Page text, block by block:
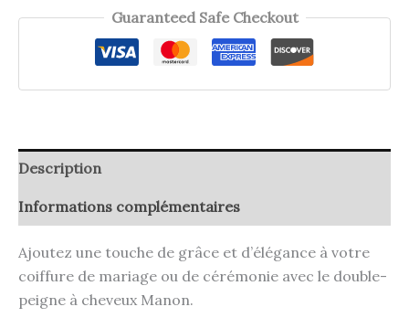
peigne
Guaranteed Safe Checkout
Description
Informations complémentaires
Ajoutez une touche de grâce et d’élégance à votre
coiffure de mariage ou de cérémonie avec le double-
peigne à cheveux Manon.